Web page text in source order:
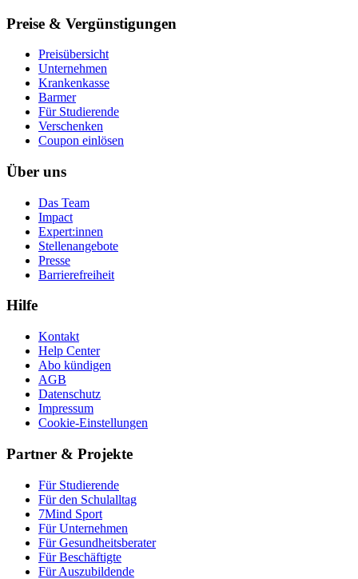
Preise & Vergünstigungen
Preisübersicht
Unternehmen
Krankenkasse
Barmer
Für Studierende
Ver­schen­ken
Coupon einlösen
Über uns
Das Team
Impact
Expert:innen
Stellenangebote
Presse
Barrierefreiheit
Hilfe
Kontakt
Help Center
Abo kündigen
AGB
Datenschutz
Impressum
Cookie-Einstellungen
Partner & Projekte
Für Stu­die­rende
Für den Schulalltag
7Mind Sport
Für Unter­neh­men
Für Gesund­heits­be­ra­ter
Für Beschäftigte
Für Auszubildende